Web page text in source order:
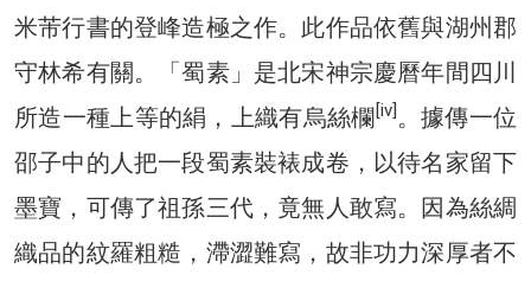
米芾行書的登峰造極之作。此作品依舊與湖州郡
守林希有關。「蜀素」是北宋神宗慶曆年間四川
所造一種上等的絹，上織有烏絲欄 [iv] 。據傳一位
邵子中的人把一段蜀素裝裱成卷，以待名家留下
墨寶，可傳了祖孫三代，竟無人敢寫。因為絲綢
織品的紋羅粗糙，滯澀難寫，故非功力深厚者不